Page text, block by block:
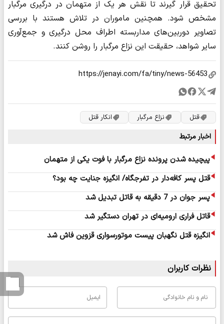
تحقیق قرار گیرند تا نقش هر یک از متهمان در درگیری مرگبار
مشخص شود. همچنین ماموران در تلاش هستند با بررسی
تصاویر دوربین‌های مداربسته اطراف محل درگیری و جمع‌آوری
سایر شواهد، حقیقت این نزاع مرگبار را روشن کنند.
قتل نزاع مرگبار انکار قتل
اخبار مرتبط
پیچیده شدن پرونده نزاع مرگبار با فوت یکی از متهمان
قتل پسر کافه‌دار در تفرجگاه/ انگیزه جنایت چه بود؟
پسر جوان در 7 دقیقه به قاتل تبدیل شد
قاتل فراری ارومیه‌ای در تهران دستگیر شد
انگیزه قتل نگهبان پیست موتورسواری قزوین فاش شد
نظرات کاربران